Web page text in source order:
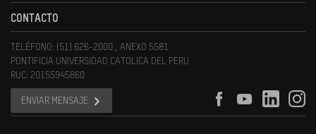
CONTACTO
TELÉFONO: (51) 626-2000 , ANEXO 5581
PONTIFICIA UNIVERSIDAD CATOLICA DEL PERU
RUC: 20155945860
ENVIAR MENSAJE